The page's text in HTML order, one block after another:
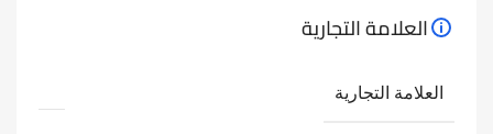
العلامة التجارية
العلامة التجارية